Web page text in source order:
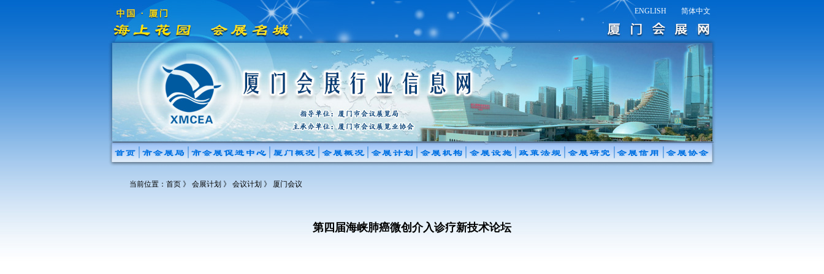
ENGLISH 简体中文
当前位置： 首页 》 会展计划 》 会议计划 》 厦门会议
第四届海峡肺癌微创介入诊疗新技术论坛